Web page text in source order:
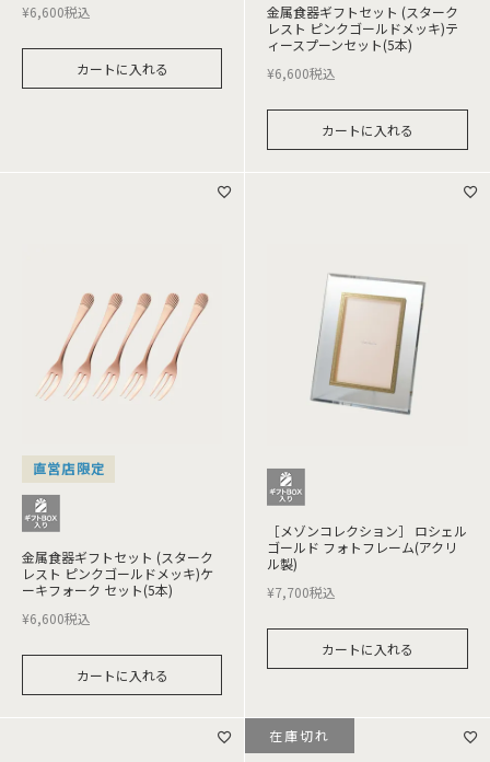
¥6,600税込
カートに入れる
金属食器ギフトセット (スターク
レスト ピンクゴールドメッキ)テ
ィースプーンセット(5本)
¥6,600税込
カートに入れる
直営店限定
金属食器ギフトセット (スターク
レスト ピンクゴールドメッキ)ケ
ーキフォーク セット(5本)
¥6,600税込
カートに入れる
［メゾンコレクション］ ロシェル
ゴールド フォトフレーム(アクリ
ル製)
¥7,700税込
カートに入れる
在庫切れ